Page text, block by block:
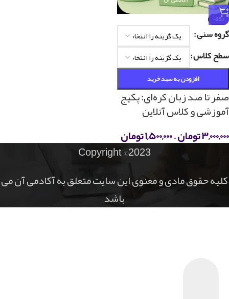
-25%
گروه سنی
سطح کلاس
افزودن به سبد خرید
صفر تا صد زبان کره‌ای: پکیج
آموزشی و کلاس آنلاین
۳,۰۰۰,۰۰۰تومان–۱,۵۰۰,۰۰۰تومان
Copyright ©2023
کلیه حقوق مادی و معنوی این سایت متعلق به آکادمی آن می
باشد